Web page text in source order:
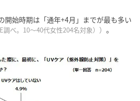
開始時期は「通年+4月」までが最も多い
調べ。10～40代女性204名対象） ） 。